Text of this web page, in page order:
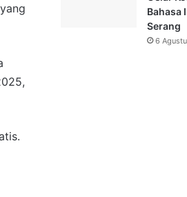
Bahasa
Serang
6